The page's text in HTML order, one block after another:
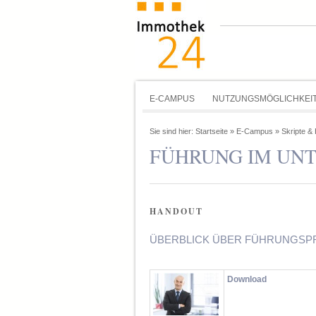
E-CAMPUS
Sie sind hier: Startseite » E-Campus » Skripte &
FÜHRUNG IM
HANDOUT
ÜBERBLICK ÜBER
Download